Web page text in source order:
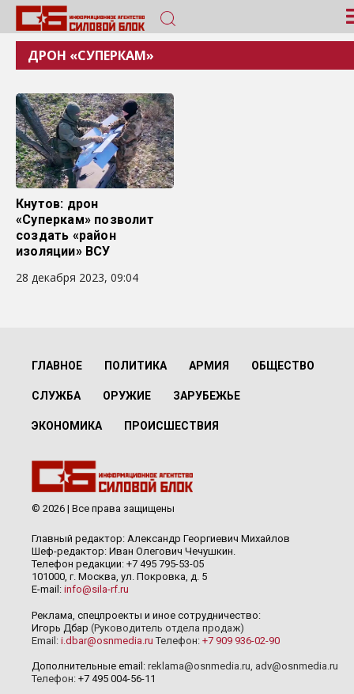
ДРОН «СУПЕРКАМ»
Кнутов: дрон
«Суперкам» позволит
создать «район
изоляции» ВСУ
28 декабря 2023, 09:04
ГЛАВНОЕ ПОЛИТИКА АРМИЯ ОБЩЕСТВО
СЛУЖБА ОРУЖИЕ ЗАРУБЕЖЬЕ
ЭКОНОМИКА ПРОИСШЕСТВИЯ
© 2026 | Все права защищены
Главный редактор: Александр Георгиевич Михайлов
Шеф-редактор: Иван Олегович Чечушкин.
Телефон редакции: +7 495 795-53-05
101000, г. Москва, ул. Покровка, д. 5
E-mail: info@sila-rf.ru
Реклама, спецпроекты и иное сотрудничество:
Игорь Дбар (Руководитель отдела продаж)
Email: i.dbar@osnmedia.ru Телефон: +7 909 936-02-90
Дополнительные email: reklama@osnmedia.ru, adv@osnmedia.ru
Телефон: +7 495 004-56-11